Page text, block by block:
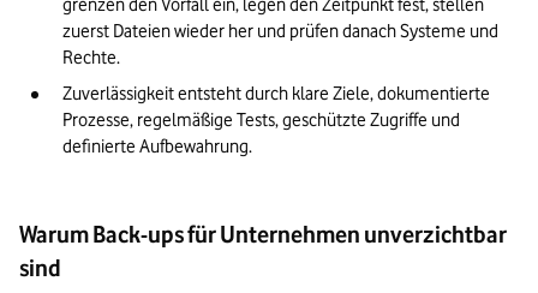
grenzen den Vorfall ein, legen den Zeitpunkt fest, stellen
zuerst Dateien wieder her und prüfen danach Systeme und
Rechte.
Zuverlässigkeit entsteht durch klare Ziele, dokumentierte
Prozesse, regelmäßige Tests, geschützte Zugriffe und
definierte Aufbewahrung.
Warum Back-ups für Unternehmen unverzichtbar
sind